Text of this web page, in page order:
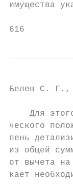
имущества
616
Белев С. Г.,
Для
ческого
пень
из общей
от вычета
кает